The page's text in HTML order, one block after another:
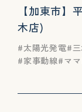
【加東市】
木店)
太陽光発電
家事動線 マ